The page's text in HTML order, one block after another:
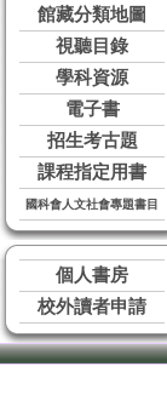
館藏分類地圖
視聽目錄
學科資源
電子書
招生考古題
課程指定用書
國科會人文社會專題書目
個人書房
校外讀者申請